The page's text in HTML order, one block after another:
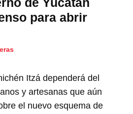
para abrir
Itzá dependerá del
y artesanas que aún
el nuevo esquema de